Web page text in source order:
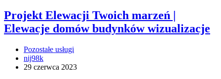
Projekt Elewacji Twoich marzeń |
Elewacje domów budynków wizualizacje
Pozostałe usługi
nij98k
29 czerwca 2023